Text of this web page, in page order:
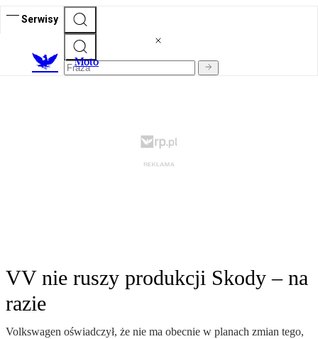
Serwisy
Moto
VV nie ruszy produkcji Skody – na
razie
Volkswagen oświadczył, że nie ma obecnie w planach zmian tego,